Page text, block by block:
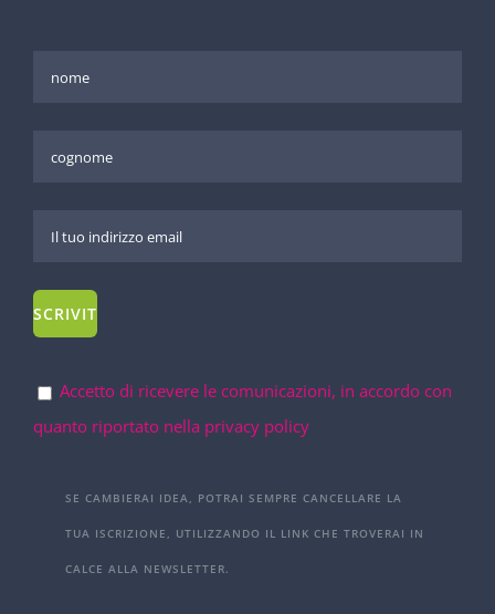
Accetto di ricevere le comunicazioni, in accordo con
quanto riportato nella privacy policy
SE CAMBIERAI IDEA, POTRAI SEMPRE CANCELLARE LA
TUA ISCRIZIONE, UTILIZZANDO IL LINK CHE TROVERAI IN
CALCE ALLA NEWSLETTER.